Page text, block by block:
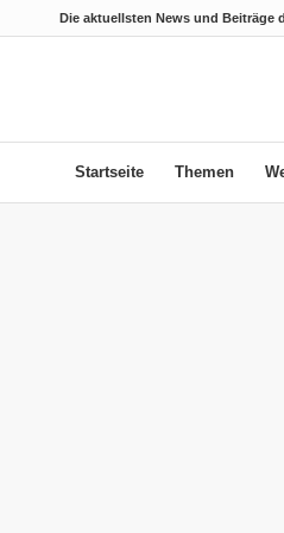
Die aktuellsten News und Beiträge
Startseite Themen